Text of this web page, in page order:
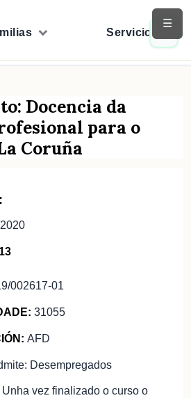
Servicios
Docencia da
para o
Coruña
002617-01
31055
AFD
Desempregados
Unha vez finalizado o curso o
☰